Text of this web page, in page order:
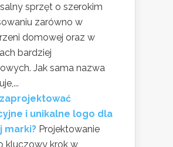
sprzęt o szerokim
zarówno w
domowej oraz w
bardziej
Jak sama nazwa
i unikalne logo dla
marki? Projektowanie
kluczowy krok w